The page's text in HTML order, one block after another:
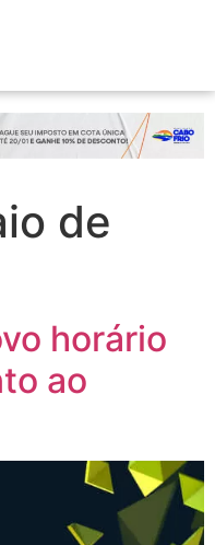
de
horário
ao